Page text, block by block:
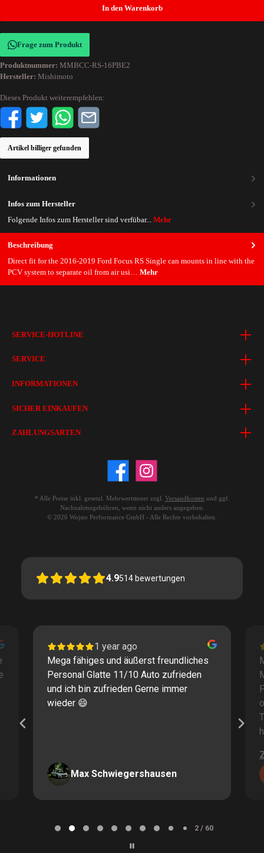
In den Warenkorb
Frage zum Produkt
Produktnummer: MMBCC-RS-16PBE2
Hersteller: Mishimoto
Dieses Produkt weiterempfehlen:
Artikel billiger gefunden
Beschreibung
Direct fit for the 2016-2019 Ford Focus RS Single can mounts in line with the
PCV system to separate oil from air usi… Mehr
Informationen
Infos zum Hersteller
Folgende Infos zum Hersteller sind verfübar... Mehr
SERVICE-HOTLINE
SERVICE
INFORMATIONEN
SICHER EINKAUFEN
ZAHLUNGSARTEN
* Alle Preise inkl. gesetzl. Mehrwertsteuer zzgl. Versandkosten und ggf.
Nachnahmegebühren, wenn nicht anders angegeben.
© 2026 Wojsto Performance GmbH - Alle Rechte vorbehalten.
4.9514 bewertungen
1 year ago
Mega fähiges und äußerst freundliches
Personal Glatte 11/10 Auto zufrieden
und ich bin zufrieden Gerne immer
wieder 😄
Max Schwiegershausen
2 / 60